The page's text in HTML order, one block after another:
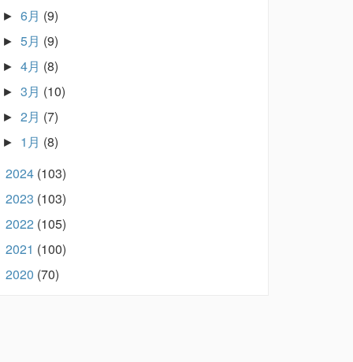
► 6月 (9)
► 5月 (9)
► 4月 (8)
► 3月 (10)
► 2月 (7)
► 1月 (8)
2024 (103)
2023 (103)
2022 (105)
2021 (100)
2020 (70)